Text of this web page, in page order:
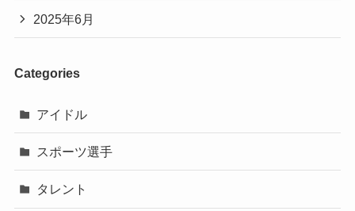
2025年6月
Categories
アイドル
スポーツ選手
タレント